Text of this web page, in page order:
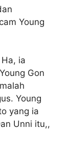
Young
ia
Gon
Young
yang ia
Unni itu,,